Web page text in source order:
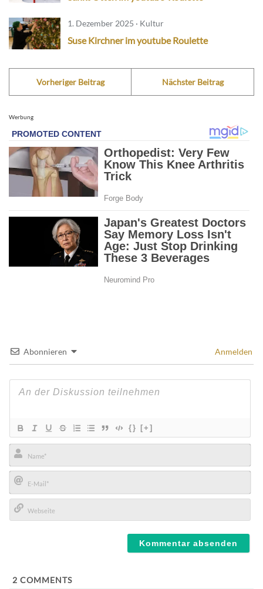
1. Dezember 2025 · Kultur
Suse Kirchner im youtube Roulette
Vorheriger Beitrag Nächster Beitrag
Werbung
Abonnieren Anmelden
{} [+]
Name*
E-
Mail*
2 COMMENTS